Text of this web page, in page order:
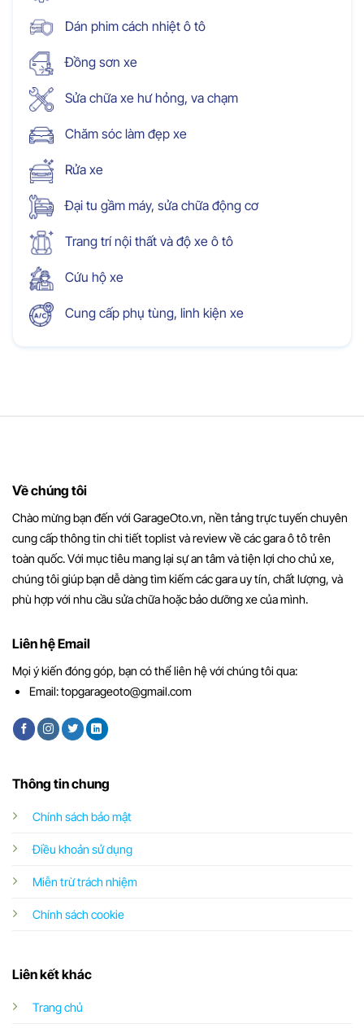
Dán phim cách nhiệt ô tô
Đồng sơn xe
Sửa chữa xe hư hỏng, va chạm
Chăm sóc làm đẹp xe
Rửa xe
Đại tu gầm máy, sửa chữa động cơ
Trang trí nội thất và độ xe ô tô
Cứu hộ xe
Cung cấp phụ tùng, linh kiện xe
Về chúng tôi
Chào mừng bạn đến với GarageOto.vn, nền tảng trực tuyến chuyên
cung cấp thông tin chi tiết toplist và review về các gara ô tô trên
toàn quốc. Với mục tiêu mang lại sự an tâm và tiện lợi cho chủ xe,
chúng tôi giúp bạn dễ dàng tìm kiếm các gara uy tín, chất lượng, và
phù hợp với nhu cầu sửa chữa hoặc bảo dưỡng xe của mình.
Thông tin chung
Chính sách bảo mật
Điều khoản sử dụng
Miễn trừ trách nhiệm
Chính sách cookie
Liên kết khác
Trang chủ
Liên hệ Email
Mọi ý kiến đóng góp, bạn có thể liên hệ với chúng tôi qua:
Email:topgarageoto@gmail.com